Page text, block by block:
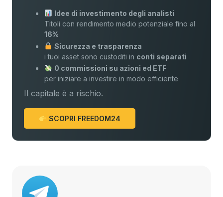
Idee di investimento degli analisti
Titoli con rendimento medio potenziale fino al
16%
Sicurezza e trasparenza
i tuoi asset sono custoditi in conti separati
0 commissioni su azioni ed ETF
per iniziare a investire in modo efficiente
Il capitale è a rischio.
SCOPRI FREEDOM24